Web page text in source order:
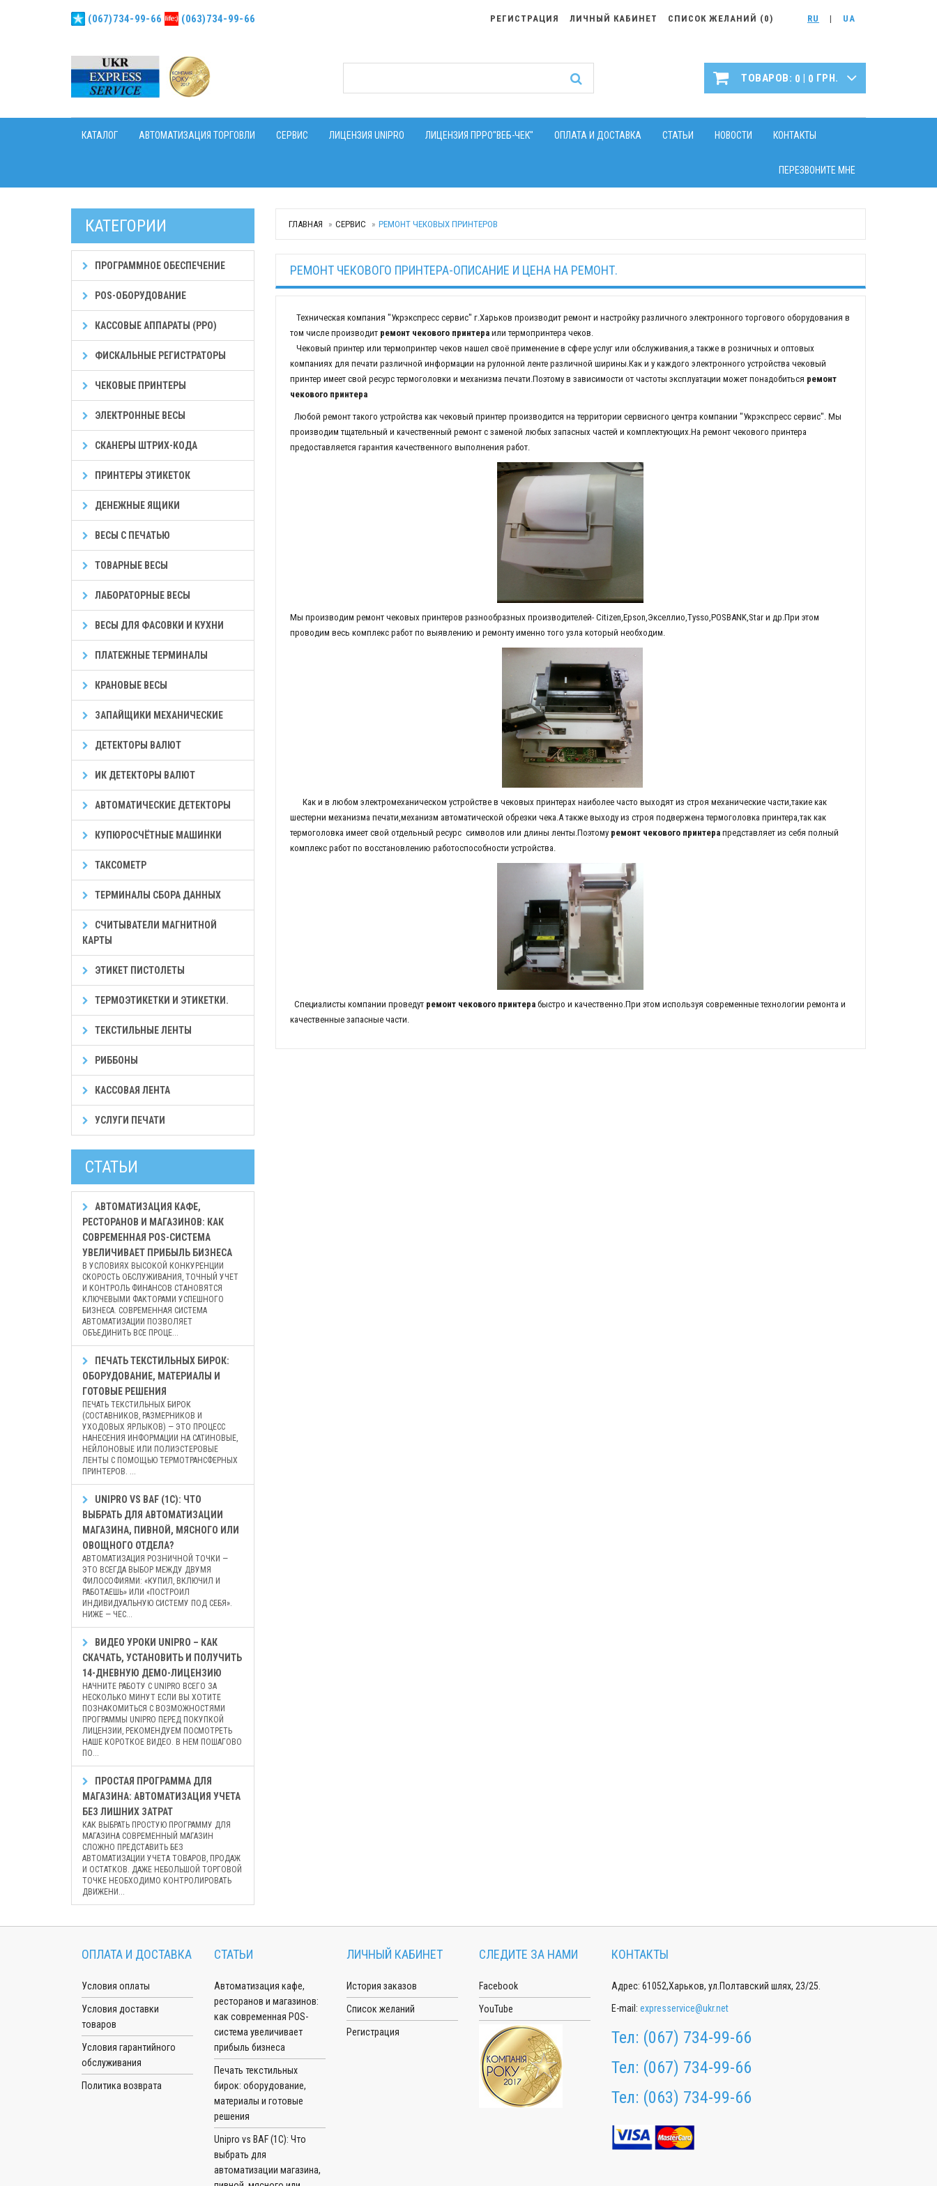
(067)734-99-66 (063)734-99-66 UA
|
RU
СПИСОК ЖЕЛАНИЙ (0)
ЛИЧНЫЙ КАБИНЕТ
РЕГИСТРАЦИЯ
ТОВАРОВ: 0 | 0 ГРН.
КАТАЛОГ АВТОМАТИЗАЦИЯ ТОРГОВЛИ СЕРВИС ЛИЦЕНЗИЯ UNIPRO ЛИЦЕНЗИЯ ПРРО"ВЕБ-ЧЕК" ОПЛАТА И ДОСТАВКА СТАТЬИ НОВОСТИ КОНТАКТЫ
ПЕРЕЗВОНИТЕ МНЕ
ГЛАВНАЯ СЕРВИС РЕМОНТ ЧЕКОВЫХ ПРИНТЕРОВ
РЕМОНТ ЧЕКОВОГО ПРИНТЕРА-ОПИСАНИЕ И ЦЕНА НА РЕМОНТ.
Техническая компания "Укрэкспресс сервис" г.Харьков производит ремонт и настройку различного электронного торгового оборудования в
том числе производит ремонт чекового принтераили термопринтера чеков.
Чековый принтер или термопринтер чеков нашел своё применение в сфере услуг или обслуживания,а также в розничных и оптовых
компаниях для печати различной информации на рулонной ленте различной ширины.Как и у каждого электронного устройства чековый
принтер имеет свой ресурс термоголовки и механизма печати.Поэтому в зависимости от частоты эксплуатации может понадобиться ремонт
чекового принтера
Любой ремонт такого устройства как чековый принтер производится на территории сервисного центра компании "Укрэкспресс сервис". Мы
производим тщательный и качественный ремонт с заменой любых запасных частей и комплектующих.На ремонт чекового принтера
предоставляется гарантия качественного выполнения работ.
Мы производим ремонт чековых принтеров разнообразных производителей- Citizen,Epson,Экселлио,Tysso,POSBANK,Star и др.При этом
проводим весь комплекс работ по выявлению и ремонту именно того узла который необходим.
Как и в любом электромеханическом устройстве в чековых принтерах наиболее часто выходят из строя механические части,такие как
шестерни механизма печати,механизм автоматической обрезки чека.А также выходу из строя подвержена термоголовка принтера,так как
термоголовка имеет свой отдельный ресурс символов или длины ленты.Поэтому ремонт чекового принтера представляет из себя полный
комплекс работ по восстановлению работоспособности устройства.
Специалисты компании проведут ремонт чекового принтерабыстро и качественно.При этом используя современные технологии ремонта и
качественные запасные части.
КАТЕГОРИИ
ПРОГРАММНОЕ ОБЕСПЕЧЕНИЕ
POS-ОБОРУДОВАНИЕ
КАССОВЫЕ АППАРАТЫ (РРО)
ФИСКАЛЬНЫЕ РЕГИСТРАТОРЫ
ЧЕКОВЫЕ ПРИНТЕРЫ
ЭЛЕКТРОННЫЕ ВЕСЫ
СКАНЕРЫ ШТРИХ-КОДА
ПРИНТЕРЫ ЭТИКЕТОК
ДЕНЕЖНЫЕ ЯЩИКИ
ВЕСЫ С ПЕЧАТЬЮ
ТОВАРНЫЕ ВЕСЫ
ЛАБОРАТОРНЫЕ ВЕСЫ
ВЕСЫ ДЛЯ ФАСОВКИ И КУХНИ
ПЛАТЕЖНЫЕ ТЕРМИНАЛЫ
КРАНОВЫЕ ВЕСЫ
ЗАПАЙЩИКИ МЕХАНИЧЕСКИЕ
ДЕТЕКТОРЫ ВАЛЮТ
ИК ДЕТЕКТОРЫ ВАЛЮТ
АВТОМАТИЧЕСКИЕ ДЕТЕКТОРЫ
КУПЮРОСЧЁТНЫЕ МАШИНКИ
ТАКСОМЕТР
ТЕРМИНАЛЫ СБОРА ДАННЫХ
СЧИТЫВАТЕЛИ МАГНИТНОЙ
КАРТЫ
ЭТИКЕТ ПИСТОЛЕТЫ
ТЕРМОЭТИКЕТКИ И ЭТИКЕТКИ.
ТЕКСТИЛЬНЫЕ ЛЕНТЫ
РИББОНЫ
КАССОВАЯ ЛЕНТА
УСЛУГИ ПЕЧАТИ
СТАТЬИ
АВТОМАТИЗАЦИЯ КАФЕ,
РЕСТОРАНОВ И МАГАЗИНОВ: КАК
СОВРЕМЕННАЯ POS-СИСТЕМА
УВЕЛИЧИВАЕТ ПРИБЫЛЬ БИЗНЕСА
В УСЛОВИЯХ ВЫСОКОЙ КОНКУРЕНЦИИ
СКОРОСТЬ ОБСЛУЖИВАНИЯ, ТОЧНЫЙ УЧЕТ
И КОНТРОЛЬ ФИНАНСОВ СТАНОВЯТСЯ
КЛЮЧЕВЫМИ ФАКТОРАМИ УСПЕШНОГО
БИЗНЕСА. СОВРЕМЕННАЯ СИСТЕМА
АВТОМАТИЗАЦИИ ПОЗВОЛЯЕТ
ОБЪЕДИНИТЬ ВСЕ ПРОЦЕ...
ПЕЧАТЬ ТЕКСТИЛЬНЫХ БИРОК:
ОБОРУДОВАНИЕ, МАТЕРИАЛЫ И
ГОТОВЫЕ РЕШЕНИЯ
ПЕЧАТЬ ТЕКСТИЛЬНЫХ БИРОК
(СОСТАВНИКОВ, РАЗМЕРНИКОВ И
УХОДОВЫХ ЯРЛЫКОВ) — ЭТО ПРОЦЕСС
НАНЕСЕНИЯ ИНФОРМАЦИИ НА САТИНОВЫЕ,
НЕЙЛОНОВЫЕ ИЛИ ПОЛИЭСТЕРОВЫЕ
ЛЕНТЫ С ПОМОЩЬЮ ТЕРМОТРАНСФЕРНЫХ
ПРИНТЕРОВ. ...
UNIPRO VS BAF (1С): ЧТО
ВЫБРАТЬ ДЛЯ АВТОМАТИЗАЦИИ
МАГАЗИНА, ПИВНОЙ, МЯСНОГО ИЛИ
ОВОЩНОГО ОТДЕЛА?
АВТОМАТИЗАЦИЯ РОЗНИЧНОЙ ТОЧКИ —
ЭТО ВСЕГДА ВЫБОР МЕЖДУ ДВУМЯ
ФИЛОСОФИЯМИ: «КУПИЛ, ВКЛЮЧИЛ И
РАБОТАЕШЬ» ИЛИ «ПОСТРОИЛ
ИНДИВИДУАЛЬНУЮ СИСТЕМУ ПОД СЕБЯ».
НИЖЕ — ЧЕС...
ВИДЕО УРОКИ UNIPRO – КАК
СКАЧАТЬ, УСТАНОВИТЬ И ПОЛУЧИТЬ
14-ДНЕВНУЮ ДЕМО-ЛИЦЕНЗИЮ
НАЧНИТЕ РАБОТУ С UNIPRO ВСЕГО ЗА
НЕСКОЛЬКО МИНУТ ЕСЛИ ВЫ ХОТИТЕ
ПОЗНАКОМИТЬСЯ С ВОЗМОЖНОСТЯМИ
ПРОГРАММЫ UNIPRO ПЕРЕД ПОКУПКОЙ
ЛИЦЕНЗИИ, РЕКОМЕНДУЕМ ПОСМОТРЕТЬ
НАШЕ КОРОТКОЕ ВИДЕО. В НЕМ ПОШАГОВО
ПО...
ПРОСТАЯ ПРОГРАММА ДЛЯ
МАГАЗИНА: АВТОМАТИЗАЦИЯ УЧЕТА
БЕЗ ЛИШНИХ ЗАТРАТ
КАК ВЫБРАТЬ ПРОСТУЮ ПРОГРАММУ ДЛЯ
МАГАЗИНА СОВРЕМЕННЫЙ МАГАЗИН
СЛОЖНО ПРЕДСТАВИТЬ БЕЗ
АВТОМАТИЗАЦИИ УЧЕТА ТОВАРОВ, ПРОДАЖ
И ОСТАТКОВ. ДАЖЕ НЕБОЛЬШОЙ ТОРГОВОЙ
ТОЧКЕ НЕОБХОДИМО КОНТРОЛИРОВАТЬ
ДВИЖЕНИ...
ОПЛАТА И ДОСТАВКА
Условия оплаты
Условия доставки
товаров
Условия гарантийного
обслуживания
Политика возврата
СТАТЬИ
Автоматизация кафе,
ресторанов и магазинов:
как современная POS-
система увеличивает
прибыль бизнеса
Печать текстильных
бирок: оборудование,
материалы и готовые
решения
Unipro vs BAF (1С): Что
выбрать для
автоматизации магазина,
ЛИЧНЫЙ КАБИНЕТ
История заказов
Список желаний
Регистрация
СЛЕДИТЕ ЗА НАМИ
Facebook
YouTube
КОНТАКТЫ
Адрес: 61052,Харьков, ул.Полтавский шлях, 23/25.
E-mail: expresservice@ukr.net
Тел: (067) 734-99-66
Тел: (067) 734-99-66
Тел: (063) 734-99-66